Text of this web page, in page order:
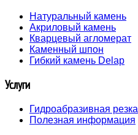
Натуральный камень
Акриловый камень
Кварцевый агломерат
Каменный шпон
Гибкий камень Delap
Услуги
Гидроабразивная резка
Полезная информация